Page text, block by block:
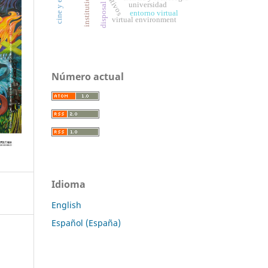
universidad
institutions disposal virtual environment
entorno virtual
Número actual
Idioma
English
Español (España)